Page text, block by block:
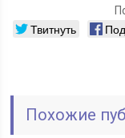
Твитнуть
Похожие